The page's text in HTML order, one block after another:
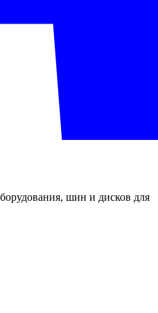
шин и дисков для